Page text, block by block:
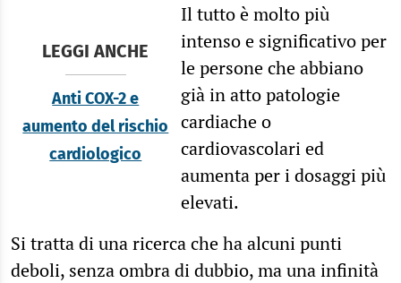
LEGGI ANCHE
Anti COX-2 e
aumento del rischio
cardiologico
Il tutto è molto più
intenso e significativo per
le persone che abbiano
già in atto patologie
cardiache o
cardiovascolari ed
aumenta per i dosaggi più
elevati.
Si tratta di una ricerca che ha alcuni punti
deboli, senza ombra di dubbio, ma una infinità